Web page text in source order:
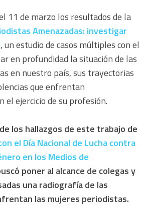
11 de marzo los resultados de la
Amenazadas: investigar
, un estudio de casos múltiples con el
en profundidad la situación de las
en nuestro país, sus trayectorias
que enfrentan
el ejercicio de su profesión.
los hallazgos de este trabajo de
el Día Nacional de Lucha contra
en los Medios de
poner al alcance de colegas y
una radiografía de las
las mujeres periodistas.